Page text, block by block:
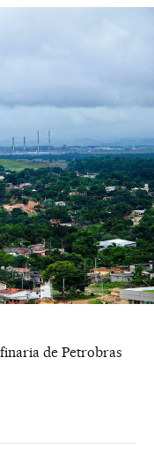
de Petrobras